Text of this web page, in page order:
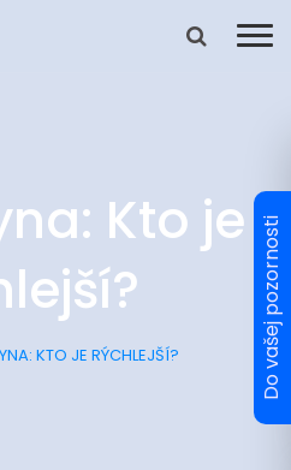
Kto je
KTO JE RÝCHLEJŠÍ?